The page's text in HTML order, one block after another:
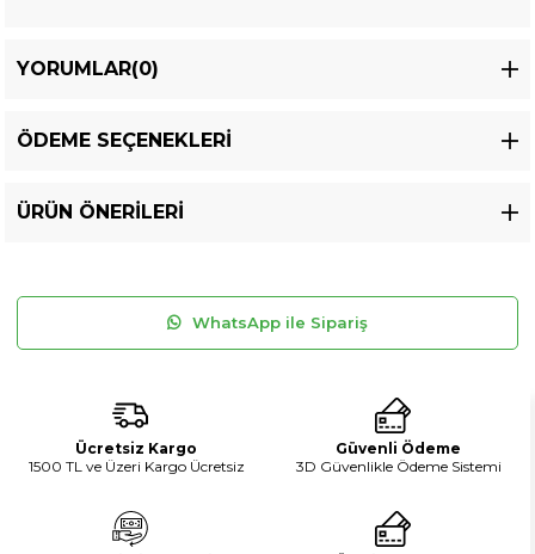
YORUMLAR(0)
ÖDEME SEÇENEKLERI
ÜRÜN ÖNERILERI
WhatsApp ile Sipariş
Ücretsiz Kargo
1500 TL ve Üzeri Kargo Ücretsiz
Güvenli Ödeme
3D Güvenlikle Ödeme Sistemi